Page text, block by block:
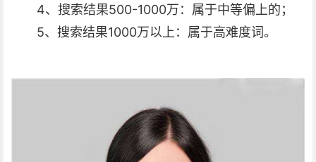
4、搜索结果500-1000万：属于中等偏上的；
5、搜索结果1000万以上：属于高难度词。